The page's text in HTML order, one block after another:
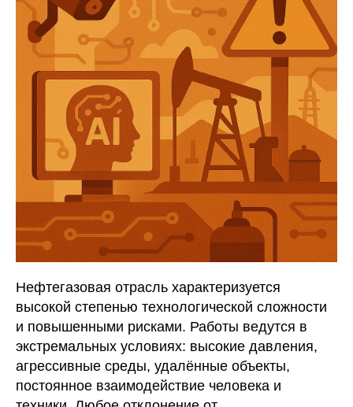
Нефтегазовая отрасль характеризуется
высокой степенью технологической сложности
и повышенными рисками. Работы ведутся в
экстремальных условиях: высокие давления,
агрессивные среды, удалённые объекты,
постоянное взаимодействие человека и